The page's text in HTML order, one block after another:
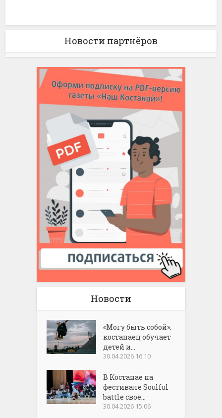
Новости партнёров
Новости
«Могу быть собой»:
костанаец обучает
детей и...
30.04.2026 16:10
В Костанае на
фестивале Soulful
battle свое...
30.04.2026 15:06